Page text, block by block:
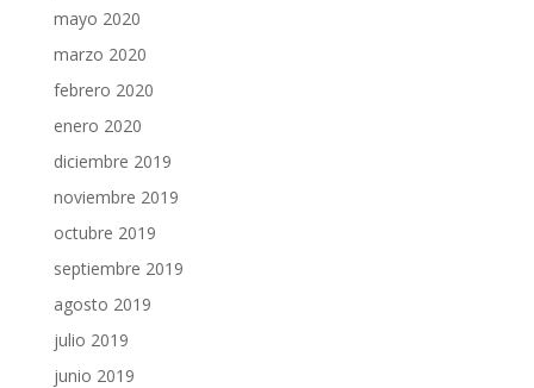
mayo 2020
marzo 2020
febrero 2020
enero 2020
diciembre 2019
noviembre 2019
octubre 2019
septiembre 2019
agosto 2019
julio 2019
junio 2019